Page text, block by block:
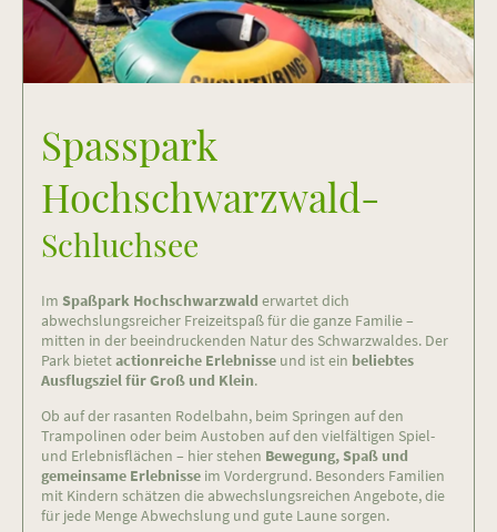
Spasspark
Hochschwarzwald-
Schluchsee
Im Spaßpark Hochschwarzwald erwartet dich
abwechslungsreicher Freizeitspaß für die ganze Familie –
mitten in der beeindruckenden Natur des Schwarzwaldes. Der
Park bietetactionreiche Erlebnisse und ist ein beliebtes
Ausflugsziel für Groß und Klein.
Ob auf der rasanten Rodelbahn, beim Springen auf den
Trampolinen oder beim Austoben auf den vielfältigen Spiel-
und Erlebnisflächen – hier stehen Bewegung, Spaß und
gemeinsame Erlebnisse im Vordergrund. Besonders Familien
mit Kindern schätzen die abwechslungsreichen Angebote, die
für jede Menge Abwechslung und gute Laune sorgen.